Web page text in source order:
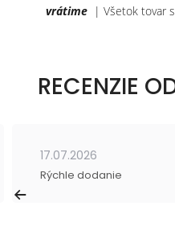
vrátime | Všetok tovar
RECENZIE
17.07.2026
Rýchle dodanie